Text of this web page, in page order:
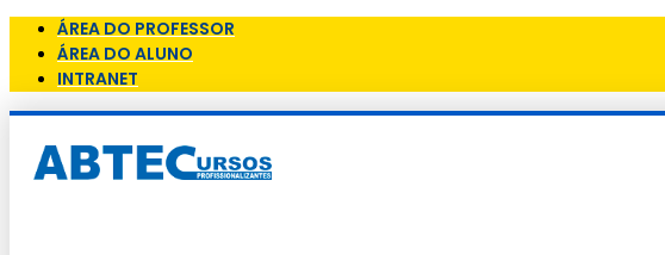
ÁREA DO PROFESSOR
ÁREA DO ALUNO
INTRANET